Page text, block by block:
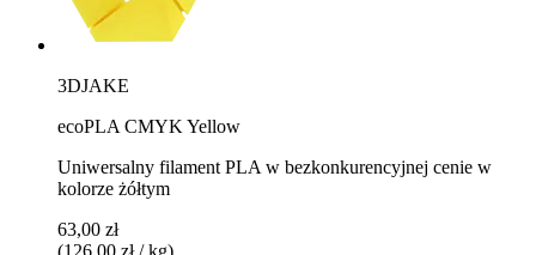
3DJAKE
ecoPLA CMYK Yellow
Uniwersalny filament PLA w bezkonkurencyjnej cenie w
kolorze żółtym
63,00 zł
(126,00 zł / kg)